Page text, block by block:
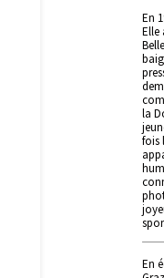
En
Elle
la
fois
En